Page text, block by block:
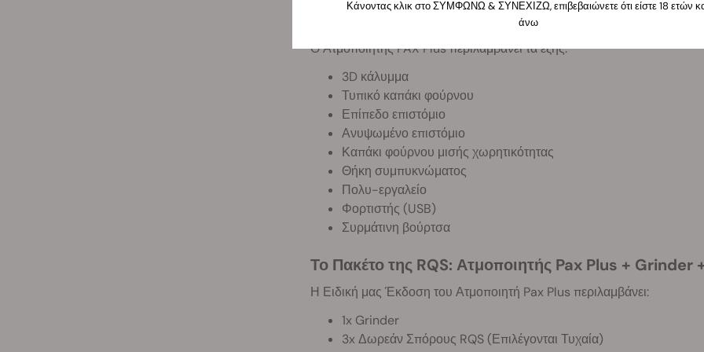
Ο Ατμοποιητής PAX Plus περιλαμβάνει τα εξής:
3D κάλυμμα
Τυπικό καπάκι φούρνου
Επίπεδο επιστόμιο
Ανυψωμένο επιστόμιο
Καπάκι φούρνου μισής χωρητικότητας
Θήκη συμπυκνώματος
Πολυ-εργαλείο
Φορτιστής (USB)
Συρμάτινη βούρτσα
Το Πακέτο της RQS: Ατμοποιητής Pax Plus + Grinder
Η Ειδική μας Έκδοση του Ατμοποιητή Pax Plus περιλαμβάνει:
1x Grinder
3x Δωρεάν Σπόρους RQS (Επιλέγονται Τυχαία)
Κάνοντας κλικ στο ΣΥΜΦΩΝΩ & ΣΥΝΕΧΙΖΩ, επιβεβαιώνετε ότι είστε 18 ετών
άνω